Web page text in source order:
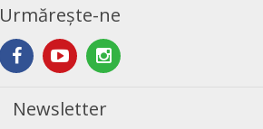
Urmărește-ne
Newsletter